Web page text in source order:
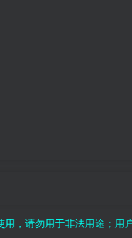
于非法用途；用户付费